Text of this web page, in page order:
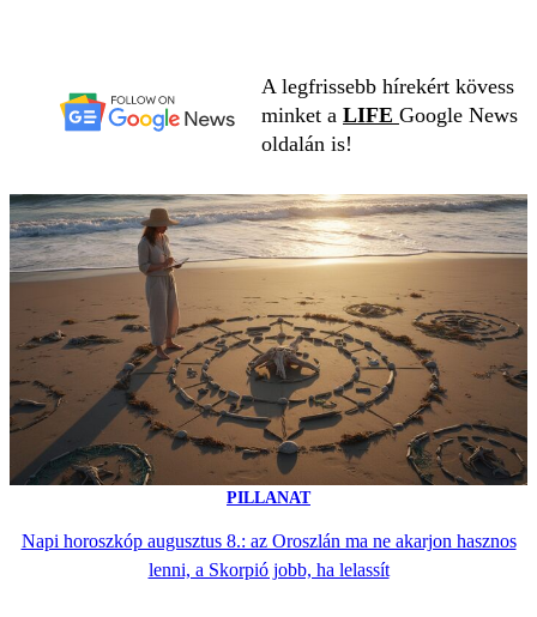
A legfrissebb hírekért kövess
minket a LIFE Google News
oldalán is!
PILLANAT
Napi horoszkóp augusztus 8.: az Oroszlán ma ne akarjon hasznos
lenni, a Skorpió jobb, ha lelassít